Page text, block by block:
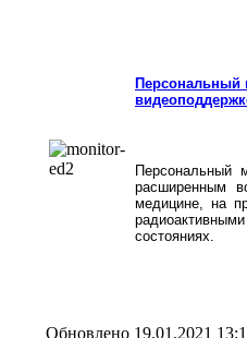
Персональный
Персональный
расширенным
медицине, на
состояниях.
Обновлено 19.01.2021